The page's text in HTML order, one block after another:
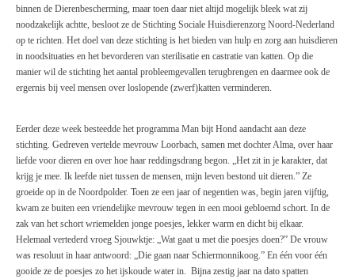
binnen de Dierenbescherming, maar toen daar niet altijd mogelijk bleek wat zij
noodzakelijk achtte, besloot ze de Stichting Sociale Huisdierenzorg Noord-Nederland
op te richten. Het doel van deze stichting is het bieden van hulp en zorg aan huisdieren
in noodsituaties en het bevorderen van sterilisatie en castratie van katten. Op die
manier wil de stichting het aantal probleemgevallen terugbrengen en daarmee ook de
ergernis bij veel mensen over loslopende (zwerf)katten verminderen.
Eerder deze week besteedde het programma Man bijt Hond aandacht aan deze
stichting. Gedreven vertelde mevrouw Loorbach, samen met dochter Alma, over haar
liefde voor dieren en over hoe haar reddingsdrang begon. „Het zit in je karakter, dat
krijg je mee. Ik leefde niet tussen de mensen, mijn leven bestond uit dieren.” Ze
groeide op in de Noordpolder. Toen ze een jaar of negentien was, begin jaren vijftig,
kwam ze buiten een vriendelijke mevrouw tegen in een mooi gebloemd schort. In de
zak van het schort wriemelden jonge poesjes, lekker warm en dicht bij elkaar.
Helemaal vertederd vroeg Sjouwktje: „Wat gaat u met die poesjes doen?” De vrouw
was resoluut in haar antwoord: „Die gaan naar Schiermonnikoog.” En één voor één
gooide ze de poesjes zo het ijskoude water in. Bijna zestig jaar na dato spatten